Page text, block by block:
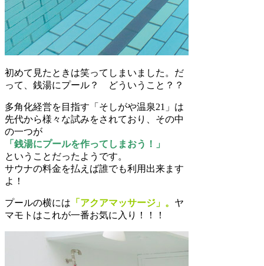
初めて見たときは笑ってしまいました。だ
って、銭湯にプール？ どういうこと？？
多角化経営を目指す「そしがや温泉21」は
先代から様々な試みをされており、その中
の一つが
「銭湯にプールを作ってしまおう！」
ということだったようです。
サウナの料金を払えば誰でも利用出来ます
よ！
プールの横には 「アクアマッサージ」。 ヤ
マモトはこれが一番お気に入り！！！